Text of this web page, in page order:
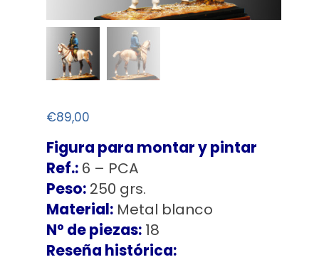
€89,00
Figura para montar y pintar
Ref.: 6 – PCA
Peso:250 grs.
Material:Metal blanco
Nº de piezas: 18
Reseña histórica: